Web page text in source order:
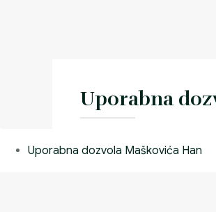
Uporabna
Uporabna dozvola
Uporabna dozvola Maškovića Han